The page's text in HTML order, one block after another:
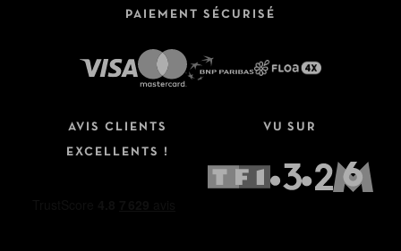
PAIEMENT SÉCURISÉ
AVIS CLIENTS
EXCELLENTS !
VU SUR